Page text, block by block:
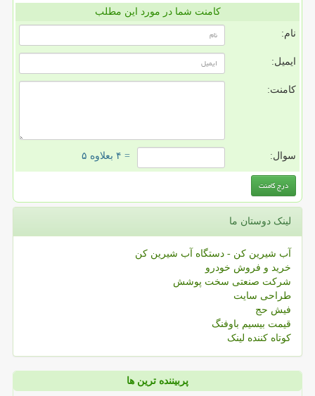
کامنت شما در مورد این مطلب
نام:
ایمیل:
کامنت:
سوال: = ۴ بعلاوه ۵
لینک دوستان ما
آب شیرین کن - دستگاه آب شیرین کن
خرید و فروش خودرو
شرکت صنعتی سخت پوشش
طراحی سایت
فیش حج
قیمت بیسیم باوفنگ
کوتاه کننده لینک
پربیننده ترین ها